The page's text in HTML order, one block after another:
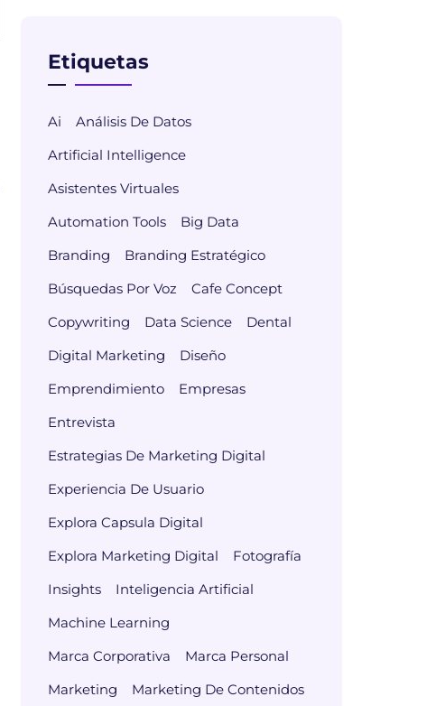
Etiquetas
Ai
Análisis De Datos
Artificial Intelligence
Asistentes Virtuales
Automation Tools
Big Data
Branding
Branding Estratégico
Búsquedas Por Voz
Cafe Concept
Copywriting
Data Science
Dental
Digital Marketing
Diseño
Emprendimiento
Empresas
Entrevista
Estrategias De Marketing Digital
Experiencia De Usuario
Explora Capsula Digital
Explora Marketing Digital
Fotografía
Insights
Inteligencia Artificial
Machine Learning
Marca Corporativa
Marca Personal
Marketing
Marketing De Contenidos